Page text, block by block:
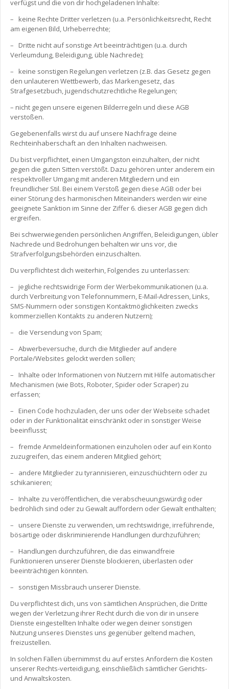
verfügst und die von dir hochgeladenen Inhalte:
– keine Rechte Dritter verletzen (u.a. Persönlichkeitsrecht, Recht
am eigenen Bild, Urheberrechte;
– Dritte nicht auf sonstige Art beeinträchtigen (u.a. durch
Verleumdung, Beleidigung, üble Nachrede);
– keine sonstigen Regelungen verletzen (z.B. das Gesetz gegen
den unlauteren Wettbewerb, das Markengesetz, das
Strafgesetzbuch, jugendschutzrechtliche Regelungen;
– nicht gegen unsere eigenen Bilderregeln und diese AGB
verstoßen.
Gegebenenfalls wirst du auf unsere Nachfrage deine
Rechteinhaberschaft an den Inhalten nachweisen.
Du bist verpflichtet, einen Umgangston einzuhalten, der nicht
gegen die guten Sitten verstößt. Dazu gehören unter anderem ein
respektvoller Umgang mit anderen Mitgliedern und ein
freundlicher Stil. Bei einem Verstoß gegen diese AGB oder bei
einer Störung des harmonischen Miteinanders werden wir eine
geeignete Sanktion im Sinne der Ziffer 6. dieser AGB gegen dich
ergreifen.
Bei schwerwiegenden persönlichen Angriffen, Beleidigungen, übler
Nachrede und Bedrohungen behalten wir uns vor, die
Strafverfolgungsbehörden einzuschalten.
Du verpflichtest dich weiterhin, Folgendes zu unterlassen:
– jegliche rechtswidrige Form der Werbekommunikationen (u.a.
durch Verbreitung von Telefonnummern, E-Mail-Adressen, Links,
SMS-Nummern oder sonstigen Kontaktmöglichkeiten zwecks
kommerziellen Kontakts zu anderen Nutzern);
– die Versendung von Spam;
– Abwerbeversuche, durch die Mitglieder auf andere
Portale/Websites gelockt werden sollen;
– Inhalte oder Informationen von Nutzern mit Hilfe automatischer
Mechanismen (wie Bots, Roboter, Spider oder Scraper) zu
erfassen;
– Einen Code hochzuladen, der uns oder der Webseite schadet
oder in der Funktionalität einschränkt oder in sonstiger Weise
beeinflusst;
– fremde Anmeldeinformationen einzuholen oder auf ein Konto
zuzugreifen, das einem anderen Mitglied gehört;
– andere Mitglieder zu tyrannisieren, einzuschüchtern oder zu
schikanieren;
– Inhalte zu veröffentlichen, die verabscheuungswürdig oder
bedrohlich sind oder zu Gewalt auffordern oder Gewalt enthalten;
– unsere Dienste zu verwenden, um rechtswidrige, irreführende,
bösartige oder diskriminierende Handlungen durchzuführen;
– Handlungen durchzuführen, die das einwandfreie
Funktionieren unserer Dienste blockieren, überlasten oder
beeinträchtigen könnten.
– sonstigen Missbrauch unserer Dienste.
Du verpflichtest dich, uns von sämtlichen Ansprüchen, die Dritte
wegen der Verletzung ihrer Recht durch die von dir in unsere
Dienste eingestellten Inhalte oder wegen deiner sonstigen
Nutzung unseres Dienstes uns gegenüber geltend machen,
freizustellen.
In solchen Fällen übernimmst du auf erstes Anfordern die Kosten
unserer Rechts-verteidigung, einschließlich sämtlicher Gerichts-
und Anwaltskosten.